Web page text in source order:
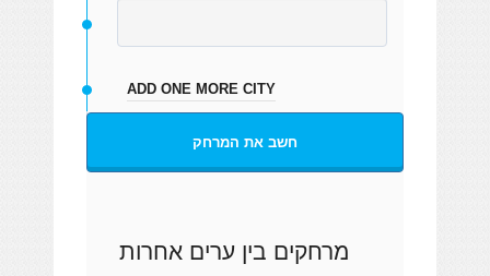
ADD ONE MORE CITY
חשב את המרחק
מרחקים בין ערים אחרות